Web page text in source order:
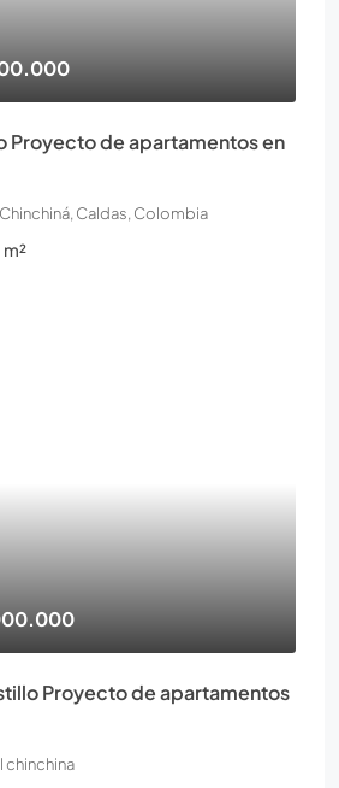
Proyecto de apartamentos en
Caldas, Colombia
m²
Proyecto de apartamentos
chinchina